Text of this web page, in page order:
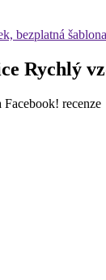
Rychlý
Facebook! recenze